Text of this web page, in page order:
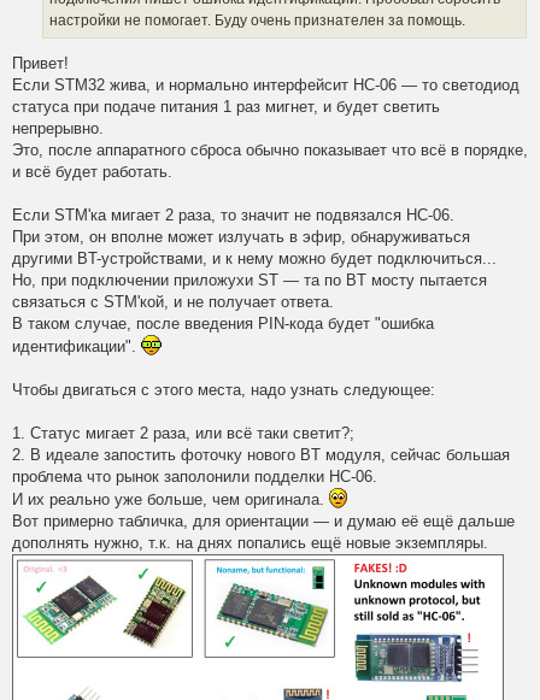
настройки не помогает. Буду очень признателен за помощь.
Привет!
Если STM32 жива, и нормально интерфейсит HC-06 — то светодиод
статуса при подаче питания 1 раз мигнет, и будет светить
непрерывно.
Это, после аппаратного сброса обычно показывает что всё в порядке,
и всё будет работать.
Если STM'ка мигает 2 раза, то значит не подвязался HC-06.
При этом, он вполне может излучать в эфир, обнаруживаться
другими BT-устройствами, и к нему можно будет подключиться...
Но, при подключении приложухи ST — та по BT мосту пытается
связаться с STM'кой, и не получает ответа.
В таком случае, после введения PIN-кода будет "ошибка
идентификации".
Чтобы двигаться с этого места, надо узнать следующее:
1. Статус мигает 2 раза, или всё таки светит?;
2. В идеале запостить фоточку нового BT модуля, сейчас большая
проблема что рынок заполонили подделки HC-06.
И их реально уже больше, чем оригинала.
Вот примерно табличка, для ориентации — и думаю её ещё дальше
дополнять нужно, т.к. на днях попались ещё новые экземпляры.